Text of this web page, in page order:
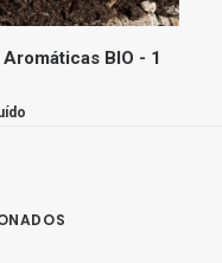
BIO - 1